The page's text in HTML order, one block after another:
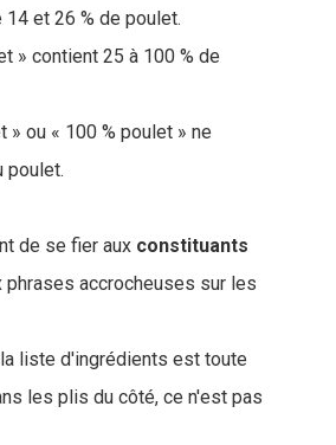
et 26 % de poulet.
» contient 25 à 100 % de
» ou « 100 % poulet » ne
poulet.
de se fier aux constituants
phrases accrocheuses sur les
liste d'ingrédients est toute
les plis du côté, ce n'est pas